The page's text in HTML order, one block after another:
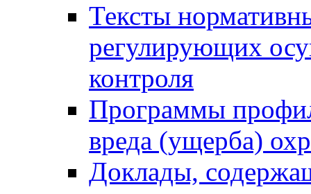
Тексты
регулирующих
контроля
Программы
вреда (ущерба)
Доклады,